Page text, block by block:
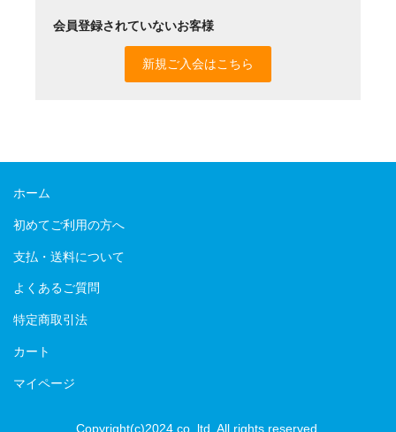
会員登録されていないお客様
新規ご入会はこちら
ホーム
初めてご利用の方へ
支払・送料について
よくあるご質問
特定商取引法
カート
マイページ
Copyright(c)2024 co.,ltd. All rights reserved.